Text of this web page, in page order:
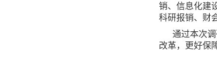
销、信息化建
科研报销、财
通过本次
改革，更好保